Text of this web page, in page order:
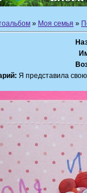
» Моя семья »
Я представила